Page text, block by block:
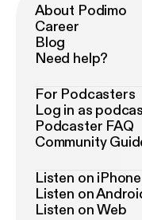
About Podimo
Career
Blog
Need help?
For Podcasters
Log in as
Podcaster FAQ
Community
Listen on iPhone
Listen on
Listen on Web